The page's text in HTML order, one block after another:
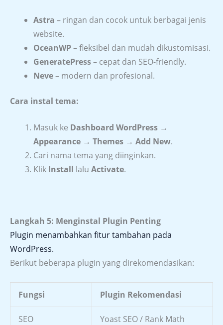
Astra – ringan dan cocok untuk berbagai jenis
website.
OceanWP– fleksibel dan mudah dikustomisasi.
GeneratePress– cepat dan SEO-friendly.
Neve– modern dan profesional.
Cara instal tema:
Masuk ke Dashboard WordPress →
Appearance → Themes → Add New.
Cari nama tema yang diinginkan.
Klik Install lalu Activate.
Langkah 5: Menginstal Plugin Penting
Plugin menambahkan fitur tambahan pada
WordPress.
Berikut beberapa plugin yang direkomendasikan:
Fungsi Plugin Rekomendasi
SEO Yoast SEO / Rank Math